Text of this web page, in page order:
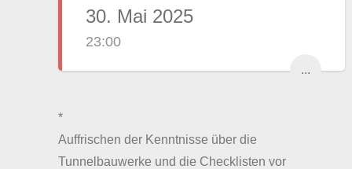
30. Mai 2025
23:00
...
*
Auffrischen der Kenntnisse über die
Tunnelbauwerke und die Checklisten vor